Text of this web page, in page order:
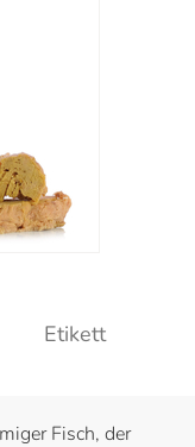
Etikett
Fisch, der